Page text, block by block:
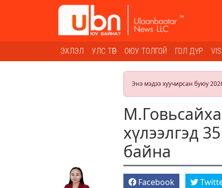
ЭХЛЭЛ УЛС ТӨР ОЮУ ТОЛГОЙ ГОЛ ДҮР
Энэ мэдээ хуучирсан буюу
хүлээлгэд
байна
Facebook